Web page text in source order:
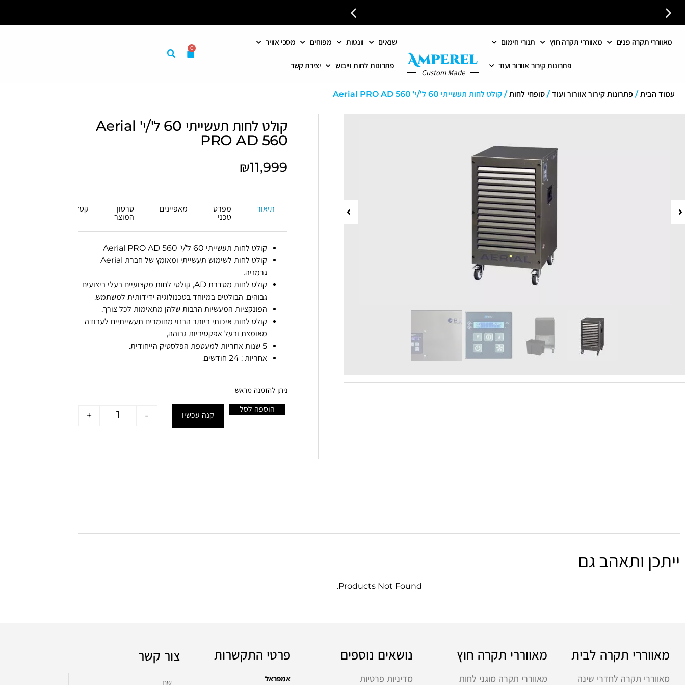
מאווררי תקרה פנים מאווררי תקרה חוץ תנורי חימום
פתרונות קירור אוורור ועוד
Custom Made
שנאים וונטות מפוחים מסכי אוויר
פתרונות לחות וייבוש יצירת קשר
0
עמוד הבית/ פתרונות קירור אוורור ועוד/ סופחי לחות/ קולט לחות תעשייתי 60 ל'/י' Aerial PRO AD 560
קולט לחות תעשייתי 60 ל'/י' Aerial
PRO AD 560
₪11,999
תיאור
מפרט
טכני
מאפיינים
סרטון
המוצר
קטלוג
קולט לחות תעשייתי 60 ל'/י' Aerial PRO AD 560
קולט לחות לשימוש תעשייתי ומאומץ של חברת Aerial
גרמניה.
קולט לחות מסדרת AD, קולטי לחות מקצועיים בעלי ביצועים
גבוהים, הבולטים במיוחד בטכנולוגיה ידידותית למשתמש.
הפונקציות המעשיות הרבות שלהן מתאימות לכל צורך.
קולט לחות איכותי ביותר הבנוי מחומרים תעשייתיים לעבודה
מאומצת ובעל אפקטיביות גבוהה,
5 שנות אחריות למעטפת הפלסטיק הייחודית.
אחריות : 24 חודשים.
ניתן להזמנה מראש
-
+
הוספה לסל
קנה עכשיו
ייתכן ותאהב גם
Products Not Found.
מאווררי תקרה לבית
מאווררי תקרה לחדרי שינה
מאווררי תקרה חוץ
מאווררי תקרה מוגני לחות
נושאים נוספים
מדיניות פרטיות
פרטי התקשרות
אמפראל
צור קשר